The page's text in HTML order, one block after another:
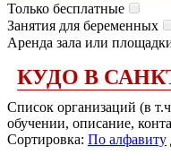
Только бесплатные
Занятия для беременных
Аренда зала или
КУДО В
Список организаций (в
обучении, описание,
Сортировка: По алфавиту